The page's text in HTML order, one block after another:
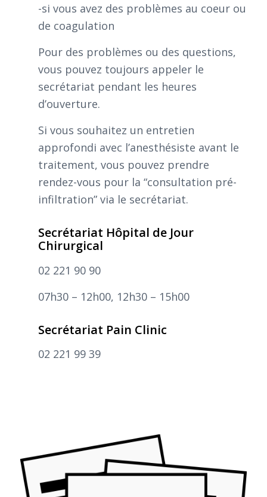
-si vous avez des problèmes au coeur ou
de coagulation
Pour des problèmes ou des questions,
vous pouvez toujours appeler le
secrétariat pendant les heures
d’ouverture.
Si vous souhaitez un entretien
approfondi avec l’anesthésiste avant le
traitement, vous pouvez prendre
rendez-vous pour la “consultation pré-
infiltration” via le secrétariat.
Secrétariat Hôpital de Jour
Chirurgical
02 221 90 90
07h30 – 12h00, 12h30 – 15h00
Secrétariat Pain Clinic
02 221 99 39